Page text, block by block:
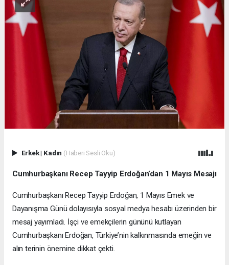
Erkek| Kadın (Haberi Sesli Oku)
Cumhurbaşkanı Recep Tayyip Erdoğan’dan 1 Mayıs Mesajı
Cumhurbaşkanı Recep Tayyip Erdoğan, 1 Mayıs Emek ve
Dayanışma Günü dolayısıyla sosyal medya hesabı üzerinden bir
mesaj yayımladı. İşçi ve emekçilerin gününü kutlayan
Cumhurbaşkanı Erdoğan, Türkiye’nin kalkınmasında emeğin ve
alın terinin önemine dikkat çekti.